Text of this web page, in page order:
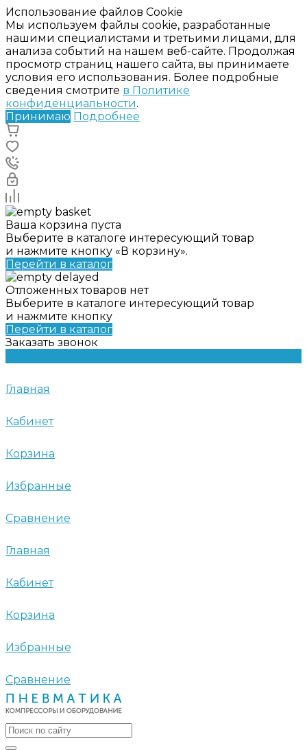
Использование файлов Cookie
Мы используем файлы cookie, разработанные
нашими специалистами и третьими лицами, для
анализа событий на нашем веб-сайте. Продолжая
просмотр страниц нашего сайта, вы принимаете
условия его использования. Более подробные
сведения смотрите в Политике
конфиденциальности.
Принимаю Подробнее
Ваша корзина пуста
Выберите в каталоге интересующий товар
и нажмите кнопку «В корзину».
Перейти в каталог
Отложенных товаров нет
Выберите в каталоге интересующий товар
и нажмите кнопку
Перейти в каталог
Заказать звонок
Главная
Кабинет
Корзина
Избранные
Сравнение
Главная
Кабинет
Корзина
Избранные
Сравнение